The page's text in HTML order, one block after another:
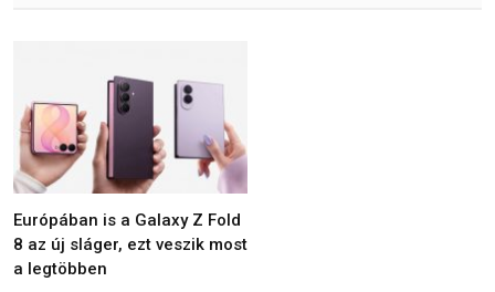
Európában is a Galaxy Z Fold
8 az új sláger, ezt veszik most
a legtöbben